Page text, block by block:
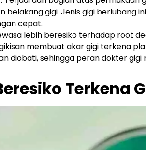
belakang gigi. Jenis gigi berlubang
cepat.
lebih beresiko terhadap root
membuat akar gigi terkena
diobati, sehingga peran dokter
Terkena